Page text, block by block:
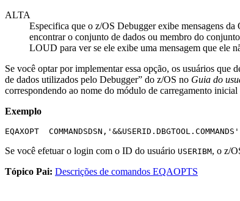
ALTA
Especifica que o z/OS Debuggerexibe mensagens da
encontrar o conjunto de dados ou membro do
LOUD para ver se ele exibe uma mensagem que ele
Se você optar por implementar essa opção, os usuários
de dados utilizados pelo Debugger do z/OS no Guia do
correspondendo ao nome do módulo de carregamento
Exemplo
EQAXOPT  COMMANDSDSN,'&&USERID.DBGTOOL.COMMANDS'
Se você efetuar o login com o ID do usuário USERIBM, o z/
Tópico Pai: Descrições de comandos EQAOPTS